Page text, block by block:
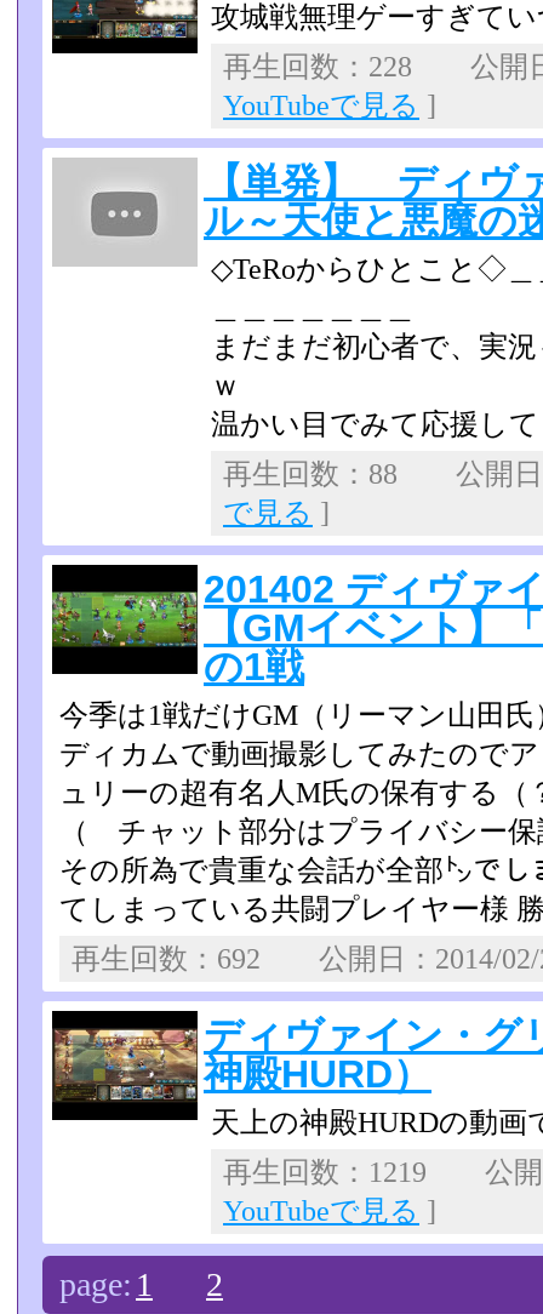
攻城戦無理ゲーすぎて
再生回数：228 公
YouTubeで見る ]
【単発】 ディヴ
ル～天使と悪魔の
◇TeRoからひとこと◇＿
まだまだ初心者で、実
ｗ
温かい目でみて応援し
再生回数：88 公開
で見る ]
201402 ディヴァ
【GMイベント】
の1戦
今季は1戦だけGM（リーマン山田
ディカムで動画撮影して­みたので
ュリーの超有名人M氏の保有する
（ チャット部分はプライバシー
その所為で貴重な会話が全部㌧­で
てしまっている共闘プレイヤー様
再生回数：692 公開日：
ディヴァイン・グ
神殿HURD）
天上の神殿HURDの動画
再生回数：1219 公
YouTubeで見る ]
page: 1 2